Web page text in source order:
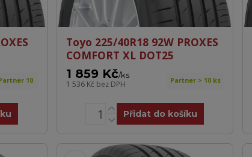
10
Toyo 225/40R18 92W PROXES
COMFORT XL DOT25
1 859 Kč/ks
1 536 Kč bez DPH Partner > 10 ks
Přidat do košíku